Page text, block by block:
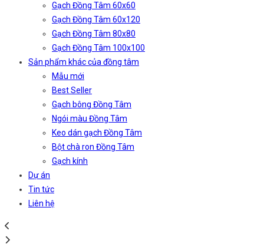
Gạch Đồng Tâm 60x60
Gạch Đồng Tâm 60x120
Gạch Đồng Tâm 80x80
Gạch Đồng Tâm 100x100
Sản phẩm khác của đồng tâm
Mẫu mới
Best Seller
Gạch bông Đồng Tâm
Ngói màu Đồng Tâm
Keo dán gạch Đồng Tâm
Bột chà ron Đồng Tâm
Gạch kính
Dự án
Tin tức
Liên hệ